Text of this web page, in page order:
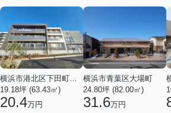
19.18坪 (63.43㎡)
20.4万円
横浜市青葉区大場町
24.80坪 (82.00㎡)
31.6万円